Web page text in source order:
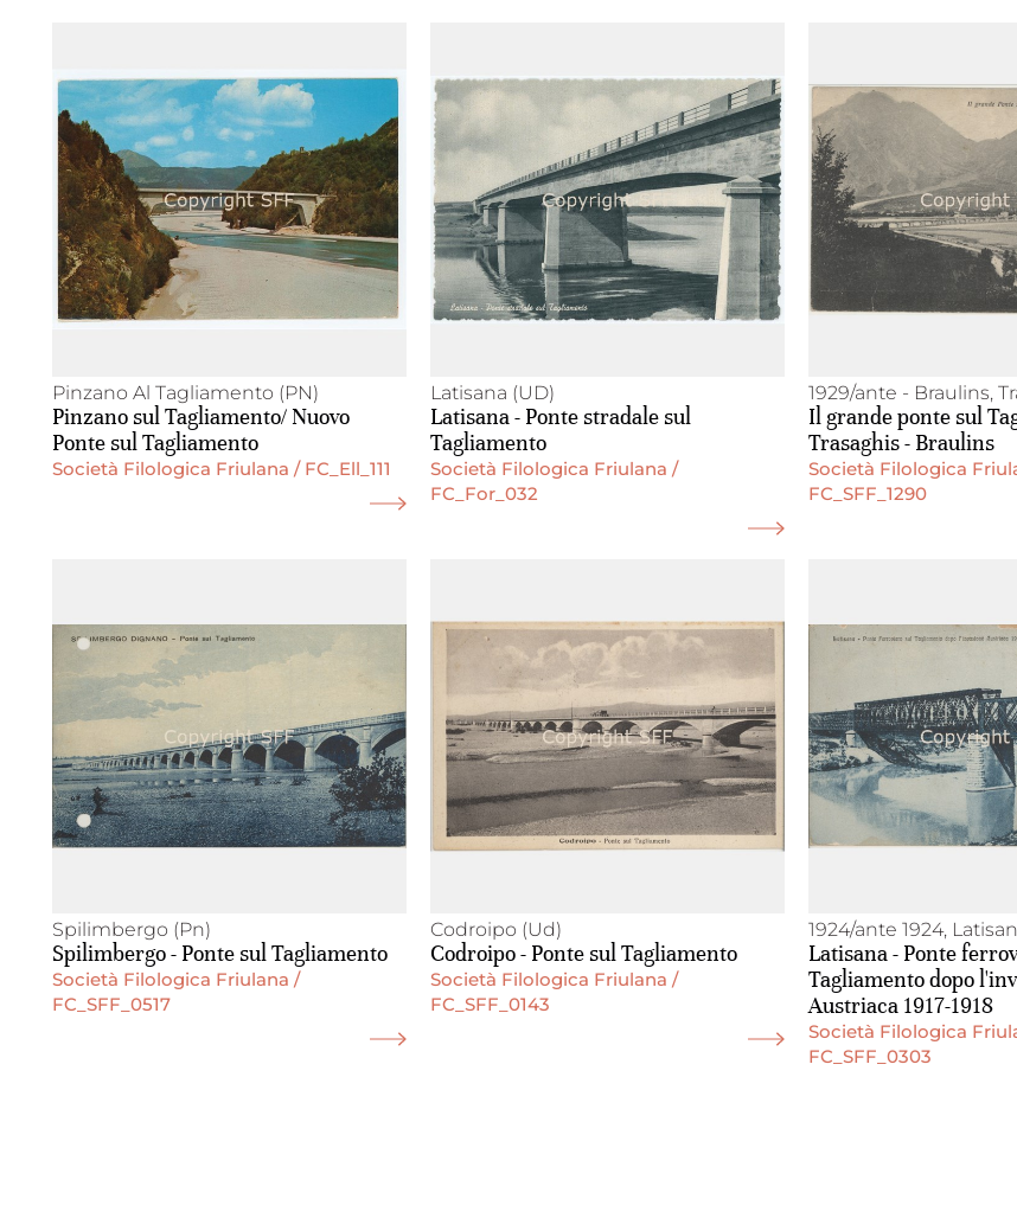
Pinzano Al Tagliamento (PN)
Pinzano sul Tagliamento/ Nuovo
Ponte sul Tagliamento
Società Filologica Friulana / FC_Ell_111
Latisana (UD)
Latisana - Ponte stradale sul
Tagliamento
Società Filologica Friulana /
FC_For_032
1929/ante - Braulins,
Il grande ponte sul
Trasaghis - Braulins
Società Filologica
FC_SFF_1290
Spilimbergo (Pn)
Spilimbergo - Ponte sul Tagliamento
Società Filologica Friulana /
FC_SFF_0517
Codroipo (Ud)
Codroipo - Ponte sul Tagliamento
Società Filologica Friulana /
FC_SFF_0143
1924/ante 1924,
Latisana - Ponte
Tagliamento dopo
Austriaca 1917-1918
Società Filologica
FC_SFF_0303